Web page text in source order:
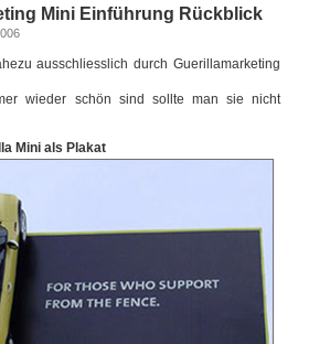
Mini Einführung Rückblick
ausschliesslich durch Guerillamarketing
wieder schön sind sollte man sie nicht
Mini als Plakat